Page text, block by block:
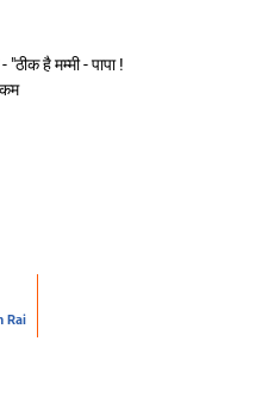
है मम्मी - पापा !
Rai